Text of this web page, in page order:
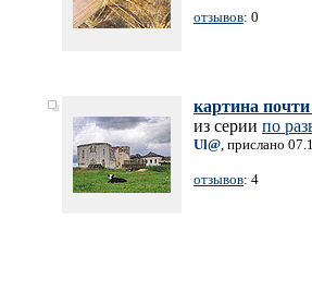
отзывов: 0
картина
из серии по
Ul@, прислано
отзывов: 4